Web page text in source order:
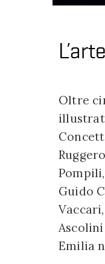
Oltre
Guido
Emilia